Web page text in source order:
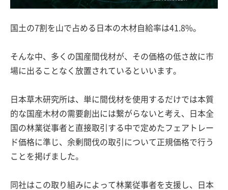
国土の7割を山で占める日本の木材自給率は41.8%。
そんな中、多くの国産間伐材が、その価格の低さ故に市
場に出ることなく放置されているといいます。
日本草木研究所は、単に間伐材を使用するだけでは本質
的な国産木材の需要創出には繋がらないと考え、日本全
国の林業従事者と直接取引する中で定めたフェアトレー
ド価格に準じ、余剰間伐の取引について正規価格で行う
ことを掲げました。
同社はこの取り組みによって林業従事者を支援し、日本